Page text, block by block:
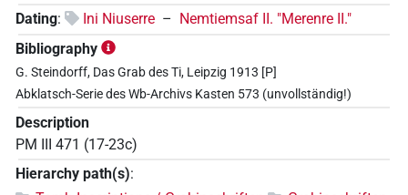
Dating: Ini Niuserre –
Nemtiemsaf II. "Merenre II."
Bibliography
G. Steindorff, Das Grab des Ti, Leipzig 1913 [P]
Abklatsch-Serie des Wb-Archivs Kasten 573 (unvollständig!)
Description
PM III 471 (17-23c)
Hierarchy path(s):